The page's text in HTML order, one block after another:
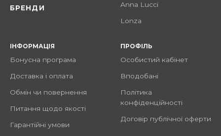
БРЕНДИ Anna Lucci
Lonza
ІНФОРМАЦІЯ
Бонусна програма
Доставка і оплата
Обмін чи повернення
Питання щодо якості
Гарантійні умови
ПРОФІЛЬ
Особистий кабінет
Вподобані
Політика
конфіденційності
Договір публічної оферти